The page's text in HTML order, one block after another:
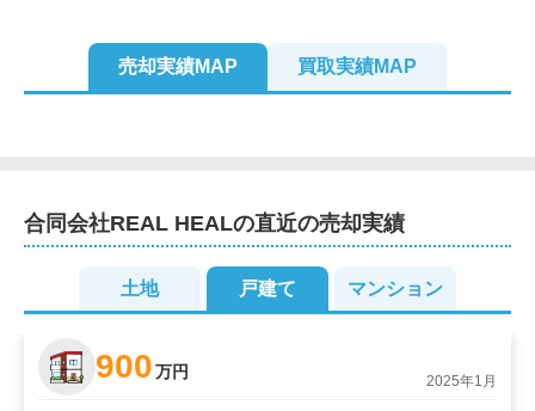
売却実績MAP 買取実績MAP
合同会社REAL HEALの直近の売却実績
土地 戸建て マンション
900万円 2025年1月